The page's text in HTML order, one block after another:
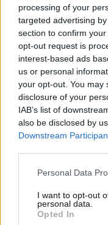
processing of your
targeted advertising
section to confirm
opt-out request is
interest-based ads
us or personal
your opt-out. You may
disclosure of your
IAB’s list of
also be disclosed by
Downstream
Personal Data
I want to opt-out
personal data.
Opted In
Auto
Da fare una
stato condotto da
pare, le automobili
conveniente per
attecchito.
molti vantaggi dei
silenziosità,
però fare i conti
autonomia, range
rifornimento – ma
non basta.